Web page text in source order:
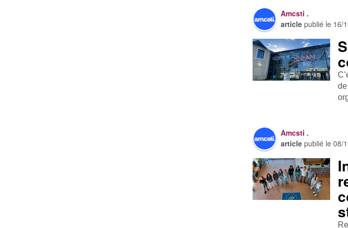
Amcsti .
article publié le 16/
Amcsti .
article publié le08/